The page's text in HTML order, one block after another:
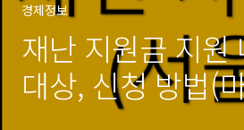
경제정보
재난 지원금 지원
대상, 신청 방법(